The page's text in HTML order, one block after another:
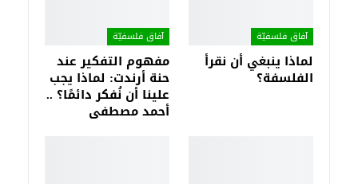
آفاق فلسفيّة‎
لماذا ينبغي أن نقرأ
الفلسفة؟
آفاق فلسفيّة‎
مفهوم التفكير عند
حنة أرندت: لماذا يجب
علينا أن نُفكر دائمًا؟ ..
أحمد مصطفى